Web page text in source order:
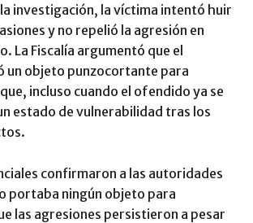
la investigación, la víctima intentó huir
y no repelió la agresión en
La Fiscalía argumentó que el
un objeto punzocortante para
incluso cuando el ofendido ya se
estado de vulnerabilidad tras los
confirmaron a las autoridades
portaba ningún objeto para
las agresiones persistieron a pesar